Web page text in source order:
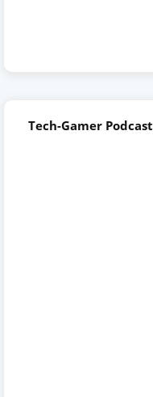
Tech-Gamer Podcast